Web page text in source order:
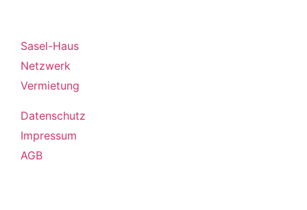
Sasel-Haus
Netzwerk
Vermietung
Datenschutz
Impressum
AGB